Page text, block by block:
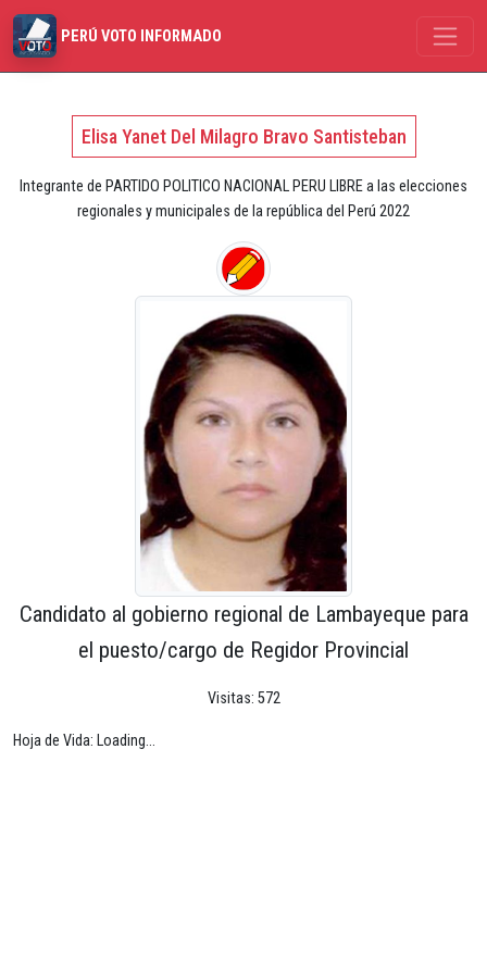
PERÚ VOTO INFORMADO
Elisa Yanet Del Milagro Bravo Santisteban
Integrante de PARTIDO POLITICO NACIONAL PERU LIBRE a las elecciones
regionales y municipales de la república del Perú 2022
Candidato al gobierno regional de Lambayeque para
el puesto/cargo de Regidor Provincial
Visitas: 572
Hoja de Vida: Loading...